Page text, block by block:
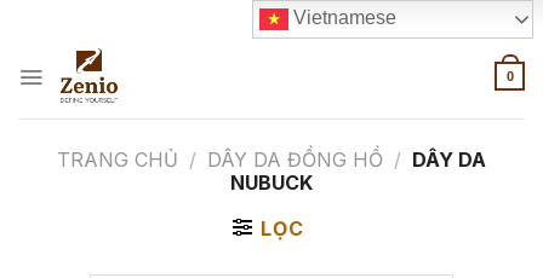
content
0
TRANG CHỦ / DÂY DA ĐỒNG HỒ / DÂY DA
NUBUCK
LỌC
Vietnamese